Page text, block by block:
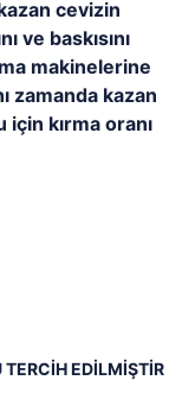
cevizin
ve baskısını
makinelerine
zamanda kazan
kırma oranı
EDİLMİŞTİR